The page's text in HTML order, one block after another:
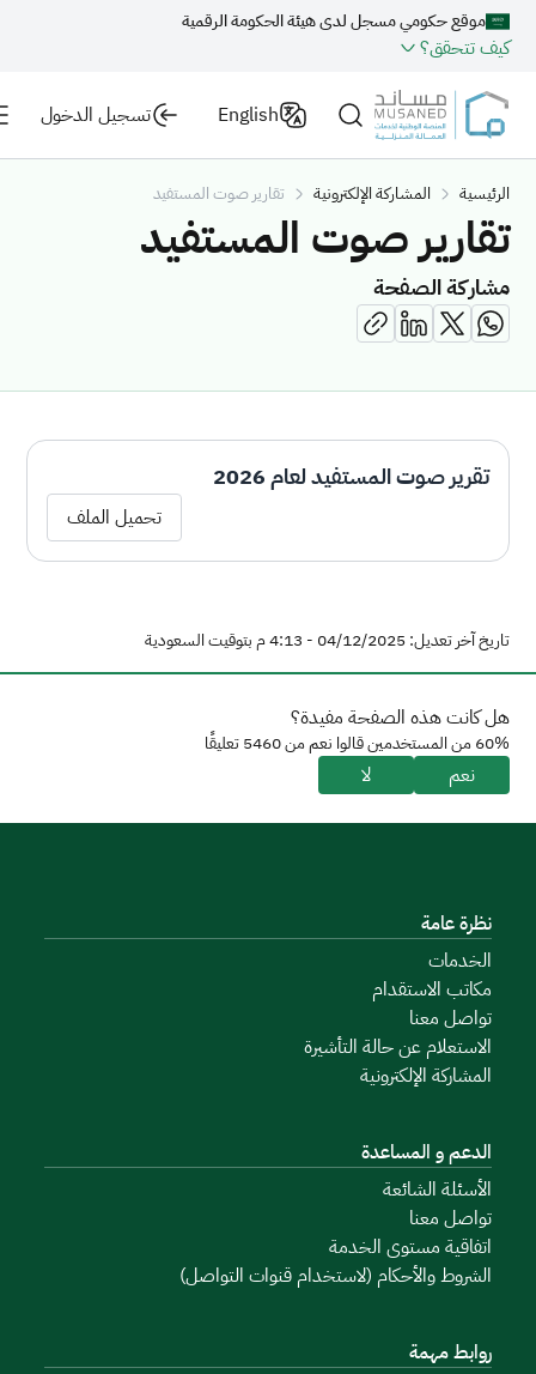
موقع حكومي مسجل لدى هيئة الحكومة الرقمية
كيف تتحقق؟
English تسجيل الدخول
الرئيسية المشاركة الإلكترونية تقارير صوت المستفيد
تقارير صوت المستفيد
مشاركة الصفحة
تقرير صوت المستفيد لعام 2026
تحميل الملف
تاريخ آخر تعديل: 04/12/2025 - 4:13 م بتوقيت السعودية
هل كانت هذه الصفحة مفيدة؟
60% من المستخدمين قالوا نعم من 5460 تعليقًا
نعم لا
نظرة عامة
الخدمات
مكاتب الاستقدام
تواصل معنا
الاستعلام عن حالة التأشيرة
المشاركة الإلكترونية
الدعم و المساعدة
الأسئلة الشائعة
تواصل معنا
اتفاقية مستوى الخدمة
الشروط والأحكام (لاستخدام قنوات التواصل)
روابط مهمة